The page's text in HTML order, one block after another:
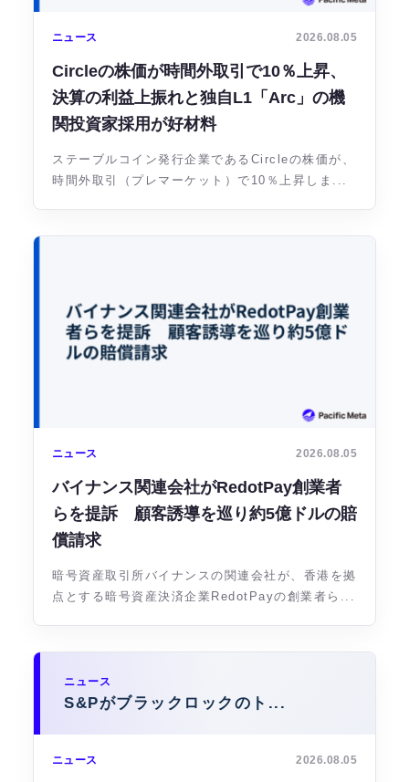
ニュース 2026.08.05
Circleの株価が時間外取引で10％上昇、
決算の利益上振れと独自L1「Arc」の機
関投資家採用が好材料
ステーブルコイン発行企業であるCircleの株価が、
時間外取引（プレマーケット）で10％上昇しま...
ニュース 2026.08.05
バイナンス関連会社がRedotPay創業者
らを提訴 顧客誘導を巡り約5億ドルの賠
償請求
暗号資産取引所バイナンスの関連会社が、香港を拠
点とする暗号資産決済企業RedotPayの創業者ら...
ニュース
S&Pがブラックロックのト...
ニュース 2026.08.05